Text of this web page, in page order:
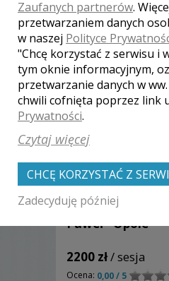
Zobacz
Paweł - Opole
2200 zł/ sesja
Ocena: 0,00 / 5
Zaufanych partnerów.
przetwarzaniem danych
w naszej Polityce
"Chcę korzystać z serwisu i
tym oknie informacyjnym,
przetwarzanie danych w
chwili cofnięta poprzez link
Prywatności.
Czytaj więcej
CHCĘ KORZYSTAĆ Z
Zadecyduję później